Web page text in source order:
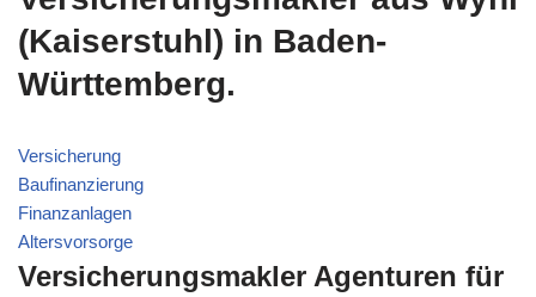
(Kaiserstuhl) in Baden-
Württemberg.
Versicherung
Baufinanzierung
Finanzanlagen
Altersvorsorge
Versicherungsmakler Agenturen für